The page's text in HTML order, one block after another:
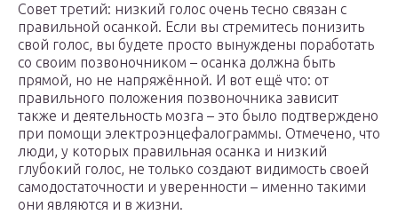
Совет третий: низкий голос очень тесно связан с
правильной осанкой. Если вы стремитесь понизить
свой голос, вы будете просто вынуждены поработать
со своим позвоночником – осанка должна быть
прямой, но не напряжённой. И вот ещё что: от
правильного положения позвоночника зависит
также и деятельность мозга – это было подтверждено
при помощи электроэнцефалограммы. Отмечено, что
люди, у которых правильная осанка и низкий
глубокий голос, не только создают видимость своей
самодостаточности и уверенности – именно такими
они являются и в жизни.